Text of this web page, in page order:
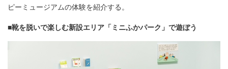
ピーミュージアムの体験を紹介する。
■靴を脱いで楽しむ新設エリア「ミニふかパーク」で遊ぼう